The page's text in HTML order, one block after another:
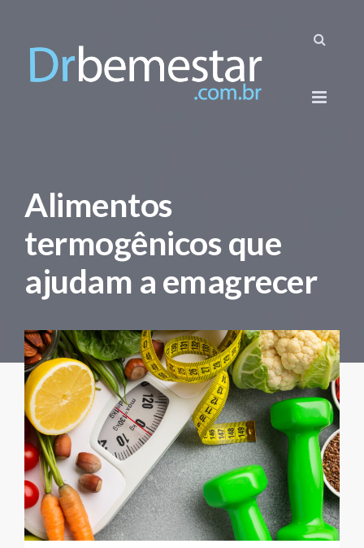
Alimentos
termogênicos que
ajudam a emagrecer